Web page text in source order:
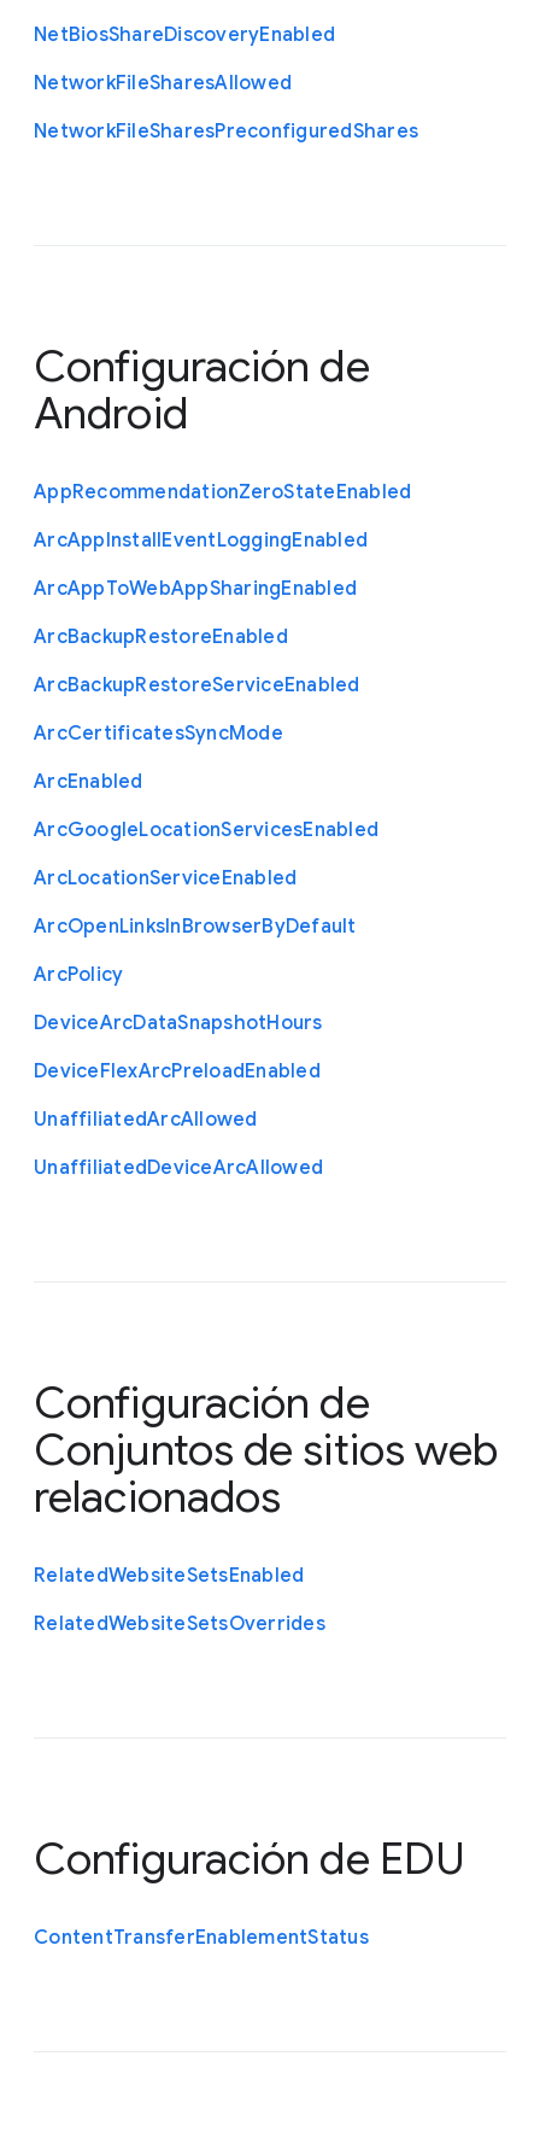
NetBiosShareDiscoveryEnabled
NetworkFileSharesAllowed
NetworkFileSharesPreconfiguredShares
Configuración de
Android
AppRecommendationZeroStateEnabled
ArcAppInstallEventLoggingEnabled
ArcAppToWebAppSharingEnabled
ArcBackupRestoreEnabled
ArcBackupRestoreServiceEnabled
ArcCertificatesSyncMode
ArcEnabled
ArcGoogleLocationServicesEnabled
ArcLocationServiceEnabled
ArcOpenLinksInBrowserByDefault
ArcPolicy
DeviceArcDataSnapshotHours
DeviceFlexArcPreloadEnabled
UnaffiliatedArcAllowed
UnaffiliatedDeviceArcAllowed
Configuración de
Conjuntos de sitios web
relacionados
RelatedWebsiteSetsEnabled
RelatedWebsiteSetsOverrides
Configuración de EDU
ContentTransferEnablementStatus